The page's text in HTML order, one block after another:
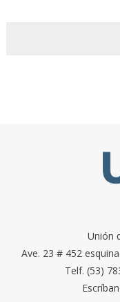
Unión
Ave. 23 # 452
Telf. (53)